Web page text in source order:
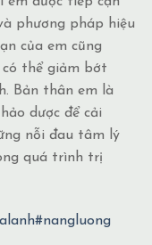
phương pháp hiệu
của em cũng
thể giảm bớt
Bản thân em là
dược để cải
nỗi đau tâm lý
quá trình trị
#nangluong